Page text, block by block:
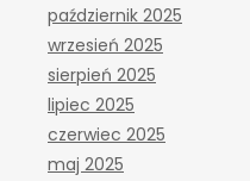
październik 2025
wrzesień 2025
sierpień 2025
lipiec 2025
czerwiec 2025
maj 2025